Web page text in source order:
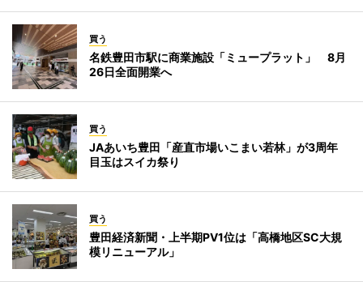
買う
名鉄豊田市駅に商業施設「ミュープラット」 8月
26日全面開業へ
買う
JAあいち豊田「産直市場いこまい若林」が3周年
目玉はスイカ祭り
買う
豊田経済新聞・上半期PV1位は「高橋地区SC大規
模リニューアル」